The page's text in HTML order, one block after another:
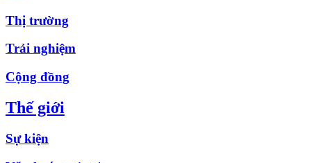
Thị trường
Trải nghiệm
Cộng đồng
Thế giới
Sự kiện